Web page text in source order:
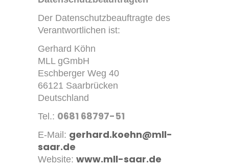
Der Datenschutzbeauftragte des
Verantwortlichen ist:
Gerhard Köhn
MLL gGmbH
Eschberger Weg 40
66121 Saarbrücken
Deutschland
Tel.: 0681 68797-51
E-Mail: gerhard.koehn@mll-
saar.de
Website: www.mll-saar.de